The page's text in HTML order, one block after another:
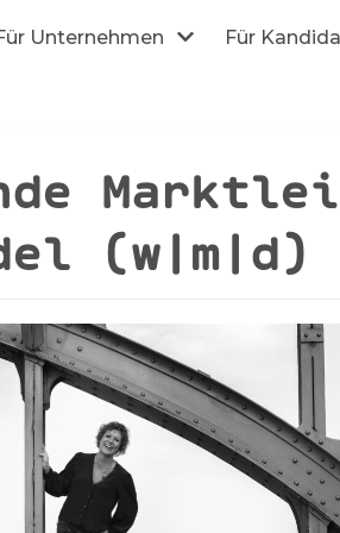
Unternehmen Für
(w|m|d)